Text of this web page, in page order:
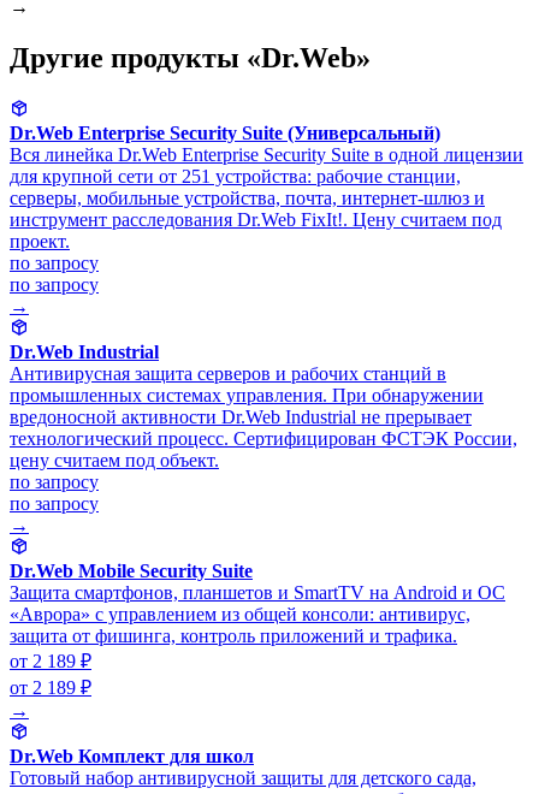
→
Другие продукты «Dr.Web»
Dr.Web Enterprise Security Suite (Универсальный)
Вся линейка Dr.Web Enterprise Security Suite в одной лицензии
для крупной сети от 251 устройства: рабочие станции,
серверы, мобильные устройства, почта, интернет-шлюз и
инструмент расследования Dr.Web FixIt!. Цену считаем под
проект.
по запросу
по запросу
→
Dr.Web Industrial
Антивирусная защита серверов и рабочих станций в
промышленных системах управления. При обнаружении
вредоносной активности Dr.Web Industrial не прерывает
технологический процесс. Сертифицирован ФСТЭК России,
цену считаем под объект.
по запросу
по запросу
→
Dr.Web Mobile Security Suite
Защита смартфонов, планшетов и SmartTV на Android и ОС
«Аврора» с управлением из общей консоли: антивирус,
защита от фишинга, контроль приложений и трафика.
от 2 189 ₽
от 2 189 ₽
→
Dr.Web Комплект для школ
Готовый набор антивирусной защиты для детского сада,